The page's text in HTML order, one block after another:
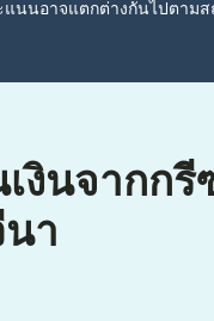
นนอาจแตกต่างกันไปตาม
งินจากกรี
นา